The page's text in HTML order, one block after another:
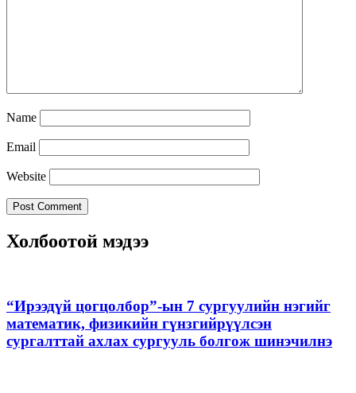
Name
Email
Website
Холбоотой мэдээ
“Ирээдүй цогцолбор”-ын 7 сургуулийн нэгийг
математик, физикийн гүнзгийрүүлсэн
сургалттай ахлах сургууль болгож шинэчилнэ